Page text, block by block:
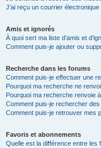
J’ai reçu un courrier
Amis et ignorés
À quoi sert ma liste d’amis et
Comment puis-je ajouter ou
Recherche dans les forums
Comment puis-je effectuer une
Pourquoi ma recherche ne
Pourquoi ma recherche renvoie
Comment puis-je rechercher
Comment puis-je retrouver mes
Favoris et abonnements
Quelle est la différence entre les